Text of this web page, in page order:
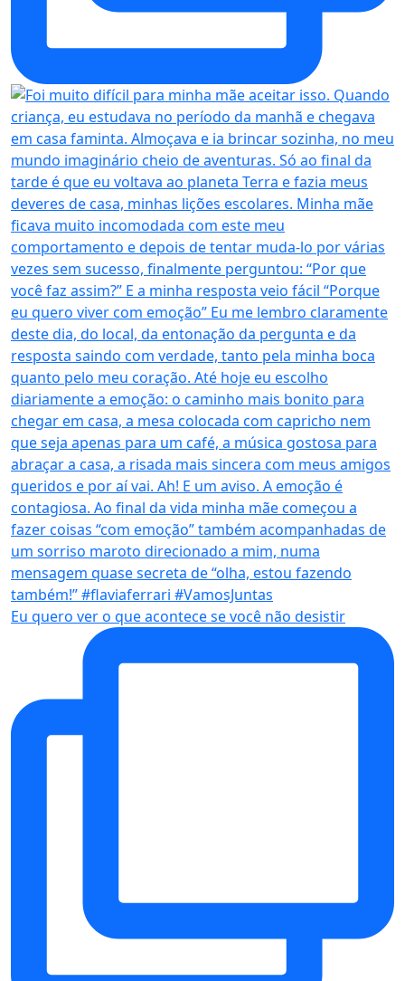
Eu quero ver o que acontece se você não desistir